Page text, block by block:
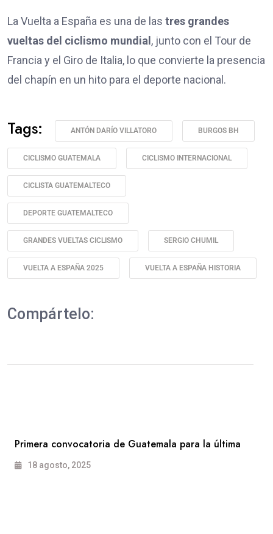
La Vuelta a España es una de las tres grandes
vueltas del ciclismo mundial , junto con el Tour de
Francia y el Giro de Italia, lo que convierte la presencia
del chapín en un hito para el deporte nacional.
Tags: ANTÓN DARÍO VILLATORO BURGOS BH
CICLISMO GUATEMALA CICLISMO INTERNACIONAL
CICLISTA GUATEMALTECO
DEPORTE GUATEMALTECO
GRANDES VUELTAS CICLISMO SERGIO CHUMIL
VUELTA A ESPAÑA 2025 VUELTA A ESPAÑA HISTORIA
Compártelo:
Primera convocatoria de Guatemala para la última
18 agosto, 2025